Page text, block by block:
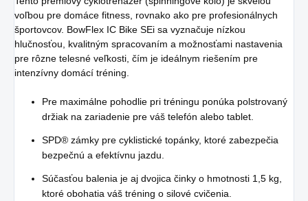
voľbou pre domáce fitness, rovnako ako pre profesionálnych
športovcov. BowFlex IC Bike SEi sa vyznačuje nízkou
hlučnosťou, kvalitným spracovaním a možnosťami nastavenia
pre rôzne telesné veľkosti, čím je ideálnym riešením pre
intenzívny domácí tréning.
Pre maximálne pohodlie pri tréningu ponúka polstrovaný
držiak na zariadenie pre váš telefón alebo tablet.
SPD® zámky pre cyklistické topánky, ktoré zabezpečia
bezpečnú a efektívnu jazdu.
Súčasťou balenia je aj dvojica činky o hmotnosti 1,5 kg,
ktoré obohatia váš tréning o silové cvičenia.